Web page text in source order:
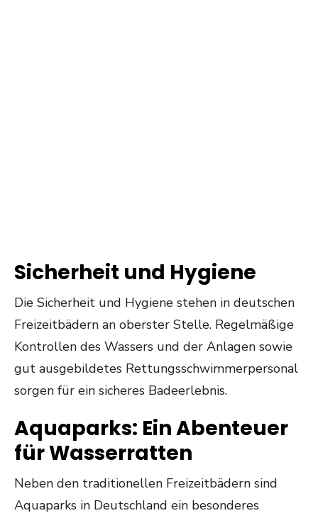
Sicherheit und Hygiene
Die Sicherheit und Hygiene stehen in deutschen
Freizeitbädern an oberster Stelle. Regelmäßige
Kontrollen des Wassers und der Anlagen sowie
gut ausgebildetes Rettungsschwimmerpersonal
sorgen für ein sicheres Badeerlebnis.
Aquaparks: Ein Abenteuer
für Wasserratten
Neben den traditionellen Freizeitbädern sind
Aquaparks in Deutschland ein besonderes